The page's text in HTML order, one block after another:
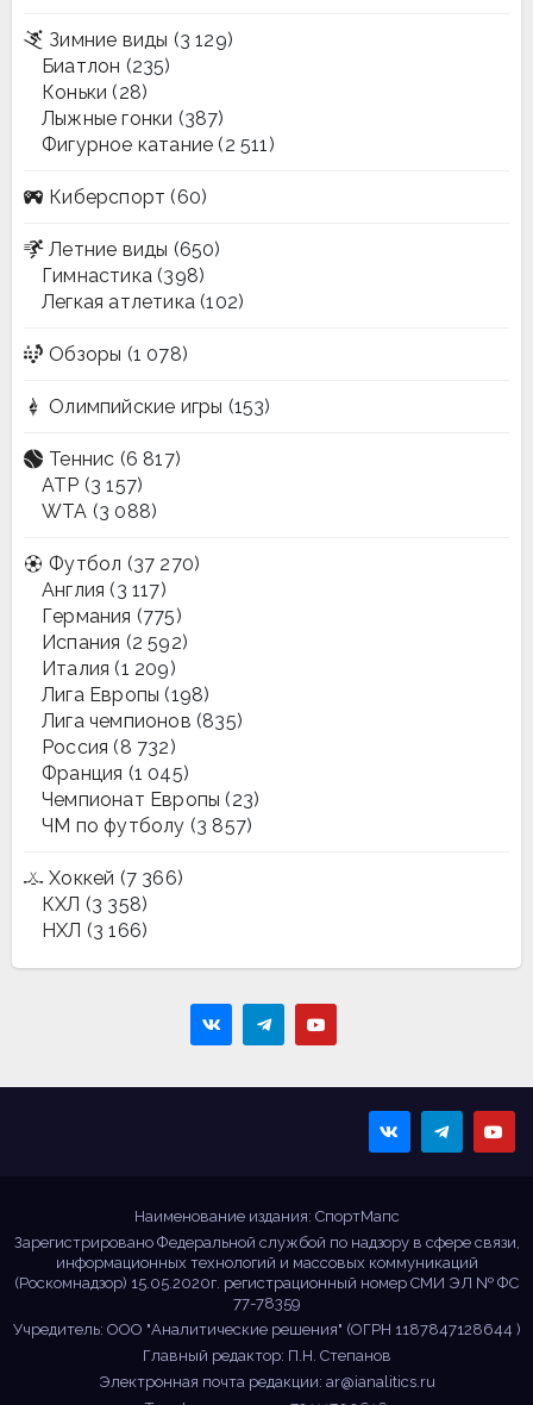
Зимние виды (3 129)
Биатлон (235)
Коньки (28)
Лыжные гонки (387)
Фигурное катание (2 511)
Киберспорт (60)
Летние виды (650)
Гимнастика (398)
Легкая атлетика (102)
Обзоры (1 078)
Олимпийские игры (153)
Теннис (6 817)
ATP (3 157)
WTA (3 088)
Футбол (37 270)
Англия (3 117)
Германия (775)
Испания (2 592)
Италия (1 209)
Лига Европы (198)
Лига чемпионов (835)
Россия (8 732)
Франция (1 045)
Чемпионат Европы (23)
ЧМ по футболу (3 857)
Хоккей (7 366)
КХЛ (3 358)
НХЛ (3 166)
Наименование издания: СпортМапс
Зарегистрировано Федеральной службой по надзору в сфере связи,
информационных технологий и массовых коммуникаций
(Роскомнадзор) 15.05.2020г. регистрационный номер СМИ ЭЛ № ФС
77-78359
Учредитель: ООО "Аналитические решения" (ОГРН 1187847128644 )
Главный редактор: П.Н. Степанов
Электронная почта редакции: ar@ianalitics.ru